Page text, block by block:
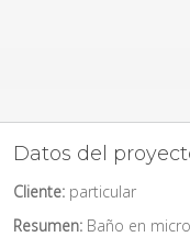
Datos del
Cliente:particular
Resumen:Baño en